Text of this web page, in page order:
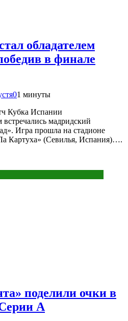
обладателем
в финале
01 минуты
Кубка Испании
встречались мадридский
Игра прошла на стадионе
Картуха» (Севилья, Испания)….
поделили очки в
А